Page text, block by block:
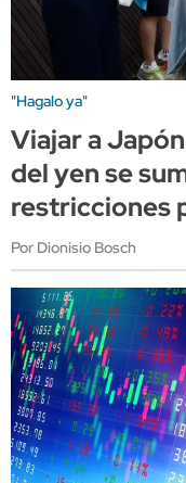
"Hagalo ya"
Viajar a
del yen se
restricciones
Por Dionisio Bosch